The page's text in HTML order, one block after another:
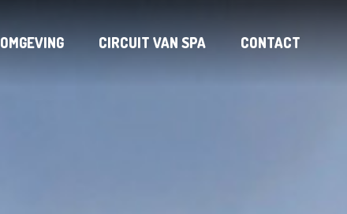
OMGEVING CIRCUIT VAN SPA CONTACT